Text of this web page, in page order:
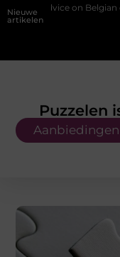
Nieuwe
artikelen
chef training and
Puzzelen
Aanbiedingen